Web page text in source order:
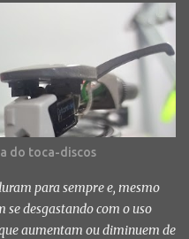
do toca-discos
para sempre e, mesmo
se desgastando com o uso
aumentam ou diminuem de